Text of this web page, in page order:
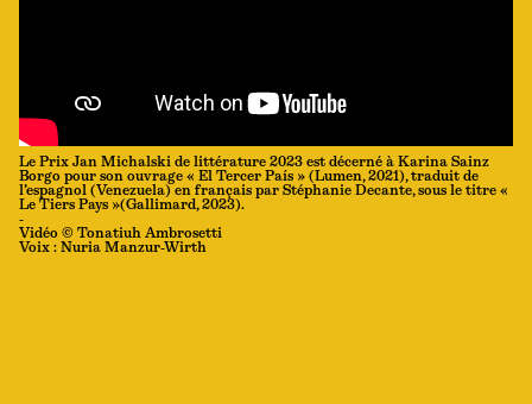
Le Prix Jan Michalski de littérature 2023 est décerné à Karina Sainz
Borgo pour son ouvrage « El Tercer País » (Lumen, 2021), traduit de
l’espagnol (Venezuela) en français par Stéphanie Decante, sous le titre «
Le Tiers Pays »(Gallimard, 2023).
-
Vidéo © Tonatiuh Ambrosetti
Voix : Nuria Manzur-Wirth